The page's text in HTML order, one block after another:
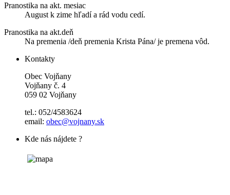
Pranostika na akt. mesiac
August k zime hľadí a rád vodu cedí.
Pranostika na akt.deň
Na premenia /deň premenia Krista Pána/ je premena vôd.
Kontakty
Obec Vojňany
Vojňany č. 4
059 02 Vojňany
tel.: 052/4583624
email: obec@vojnany.sk
Kde nás nájdete ?